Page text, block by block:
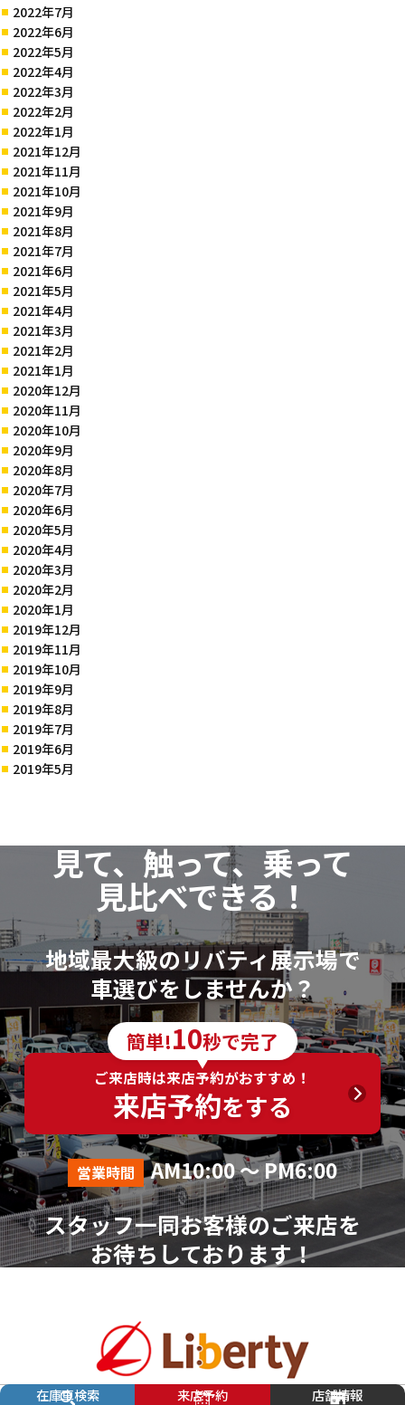
2022年7月
2022年6月
2022年5月
2022年4月
2022年3月
2022年2月
2022年1月
2021年12月
2021年11月
2021年10月
2021年9月
2021年8月
2021年7月
2021年6月
2021年5月
2021年4月
2021年3月
2021年2月
2021年1月
2020年12月
2020年11月
2020年10月
2020年9月
2020年8月
2020年7月
2020年6月
2020年5月
2020年4月
2020年3月
2020年2月
2020年1月
2019年12月
2019年11月
2019年10月
2019年9月
2019年8月
2019年7月
2019年6月
2019年5月
在庫車検索 来店予約 店舗情報
見て、触って、乗って
見比べできる！
地域最大級のリバティ展示場で
車選びをしませんか？
簡単!10秒で完了
ご来店時は来店予約がおすすめ！
来店予約をする
営業時間 AM10:00 ～ PM6:00
スタッフ一同お客様のご来店を
お待ちしております！